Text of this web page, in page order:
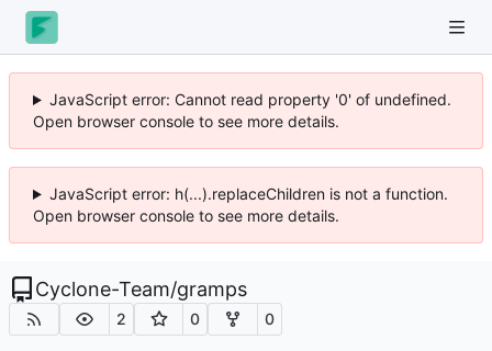
JavaScript error: Cannot read property '0' of undefined.
Open browser console to see more details.
JavaScript error: h(...).replaceChildren is not a function.
Open browser console to see more details.
Cyclone-Team/gramps
2 0 0